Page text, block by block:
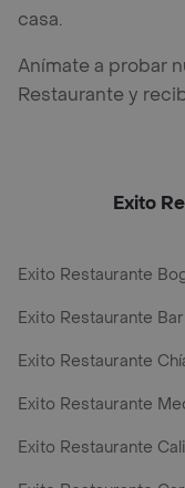
casa.
Anímate a probar
Restaurante y
Exito
Exito Restaurante
Exito Restaurante
Exito Restaurante
Exito Restaurante
Exito Restaurante Cali